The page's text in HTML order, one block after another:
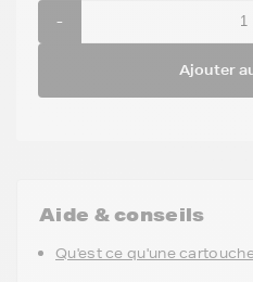
-
Ajouter
Aide & conseils
Qu'est ce qu'une